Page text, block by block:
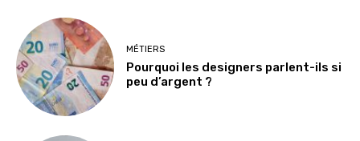
MÉTIERS
Pourquoi les designers parlent-ils si
peu d’argent ?